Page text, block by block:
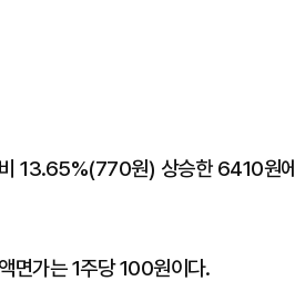
13.65%(770원) 상승한 6410원에
면가는 1주당 100원이다.